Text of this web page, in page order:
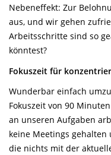
Nebeneffekt: Zur
aus, und wir gehen
Arbeitsschritte sind so
könntest?
Fokuszeit für
Wunderbar einfach
Fokuszeit von 90
an unseren Aufgaben
keine Meetings
die nichts mit der